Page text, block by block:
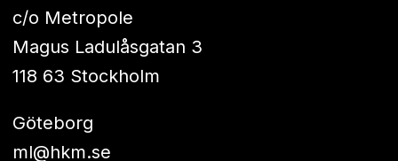
c/o Metropole
Magus Ladulåsgatan 3
118 63 Stockholm
Göteborg
ml@hkm.se